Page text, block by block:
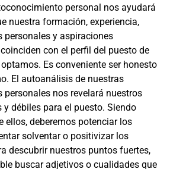
personal nos ayudará
nuestra formación, experiencia,
personales y aspiraciones
con el perfil del puesto de
Es conveniente ser honesto
El autoanálisis de nuestras
personales nos revelará nuestros
y débiles para el puesto. Siendo
ellos, deberemos potenciar los
solventar o positivizar los
descubrir nuestros puntos fuertes,
buscar adjetivos o cualidades que